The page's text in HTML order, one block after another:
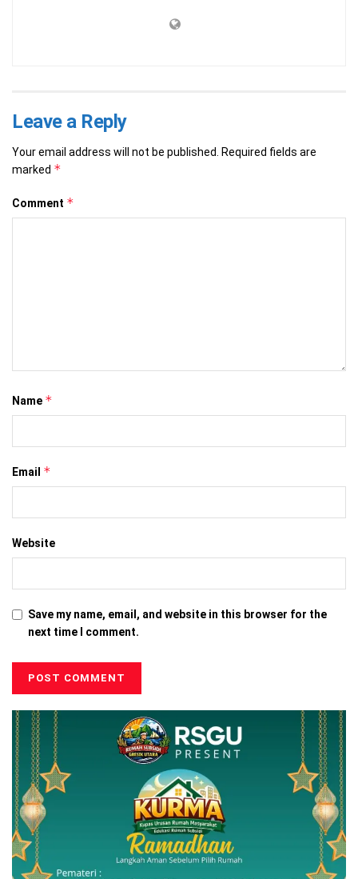
Leave a Reply
Your email address will not be published. Required fields are
marked *
Comment *
Name *
Email *
Website
Save my name, email, and website in this browser for the
next time I comment.